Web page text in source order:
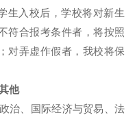
生入校后，学校将对新生
符合报考条件者，将按照
对弄虚作假者，我校将保
他
治、国际经济与贸易、法